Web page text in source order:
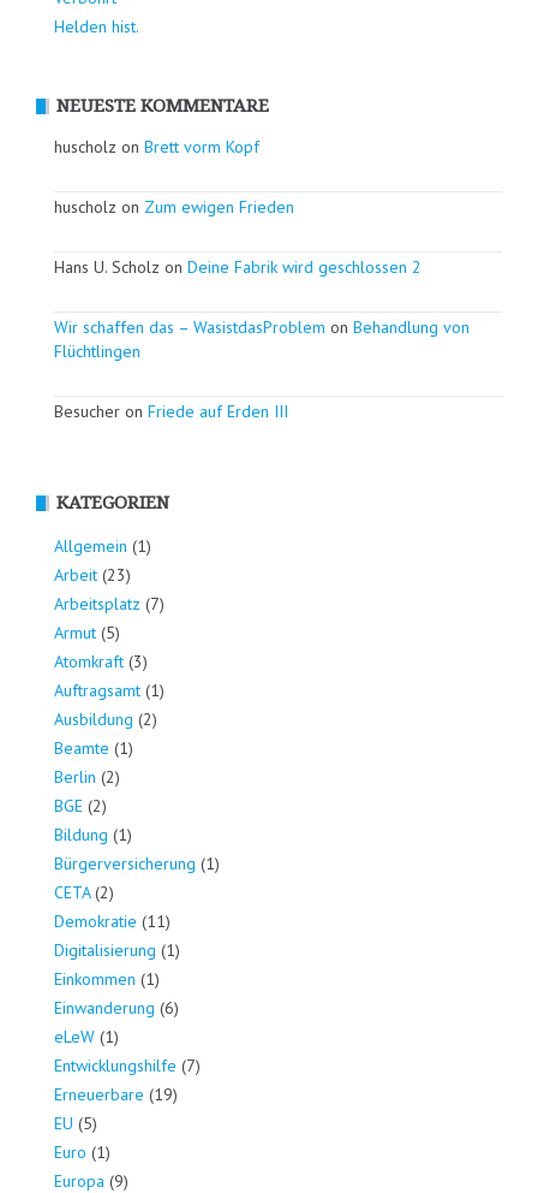
Helden hist.
NEUESTE KOMMENTARE
huscholz on Brett vorm Kopf
huscholz on Zum ewigen Frieden
Hans U. Scholz on Deine Fabrik wird geschlossen 2
Wir schaffen das – WasistdasProblem on Behandlung von
Flüchtlingen
Besucher on Friede auf Erden III
KATEGORIEN
Allgemein (1)
Arbeit (23)
Arbeitsplatz (7)
Armut (5)
Atomkraft (3)
Auftragsamt (1)
Ausbildung (2)
Beamte (1)
Berlin (2)
BGE (2)
Bildung (1)
Bürgerversicherung (1)
CETA(2)
Demokratie (11)
Digitalisierung (1)
Einkommen (1)
Einwanderung (6)
eLeW (1)
Entwicklungshilfe (7)
Erneuerbare (19)
EU (5)
Euro (1)
Europa (9)